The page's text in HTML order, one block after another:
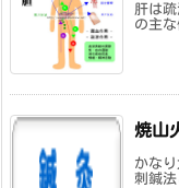
肝は
の主
焼山
かな
刺鍼